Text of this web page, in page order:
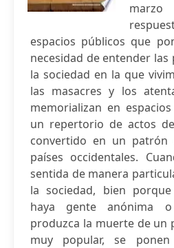
espacios públicos que
necesidad de entender
la sociedad en la que
las masacres y los
memorializan en
un repertorio de actos
convertido en un patrón
países occidentales.
sentida de manera
la sociedad, bien
haya gente anónima
produzca la muerte de un
muy popular, se